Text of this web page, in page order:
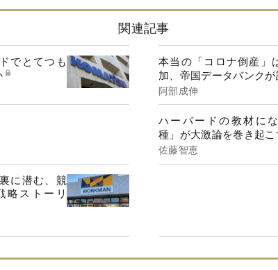
関連記事
でとてつも
本当の「コロナ倒産」
加、帝国データバンク
阿部成伸
ハーバードの教材に
種」が大激論を巻き起こ
佐藤智恵
に潜む、競
略ストーリ